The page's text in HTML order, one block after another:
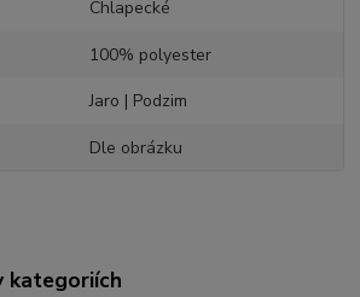
Chlapecké
100% polyester
Jaro | Podzim
Dle obrázku
kategoriích